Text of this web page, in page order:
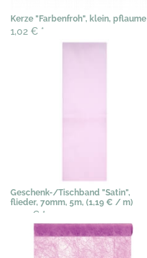
Kerze "Farbenfroh", klein, pflaume
1,02 € *
Geschenk-/Tischband "Satin",
flieder, 70mm, 5m, (1,19 € / m)
5,95 € *